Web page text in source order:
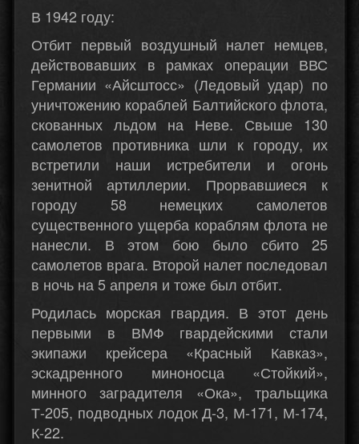
В 1942 году:
Отбит первый воздушный налет немцев,
действовавших в рамках операции ВВС
Германии «Айсштосс» (Ледовый удар) по
уничтожению кораблей Балтийского флота,
скованных льдом на Неве. Свыше 130
самолетов противника шли к городу, их
встретили наши истребители и огонь
зенитной артиллерии. Прорвавшиеся к
городу 58 немецких самолетов
существенного ущерба кораблям флота не
нанесли. В этом бою было сбито 25
самолетов врага. Второй налет последовал
в ночь на 5 апреля и тоже был отбит.
Родилась морская гвардия. В этот день
первыми в ВМФ гвардейскими стали
экипажи крейсера «Красный Кавказ»,
эскадренного миноносца «Стойкий»,
минного заградителя «Ока», тральщика
Т-205, подводных лодок Д-3, М-171, М-174,
К-22.